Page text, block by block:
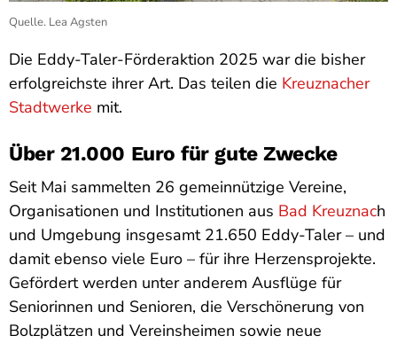
Quelle. Lea Agsten
Die Eddy-Taler-Förderaktion 2025 war die bisher
erfolgreichste ihrer Art. Das teilen die Kreuznacher
Stadtwerke mit.
Über 21.000 Euro für gute Zwecke
Seit Mai sammelten 26 gemeinnützige Vereine,
Organisationen und Institutionen aus Bad Kreuznach
und Umgebung insgesamt 21.650 Eddy-Taler – und
damit ebenso viele Euro – für ihre Herzensprojekte.
Gefördert werden unter anderem Ausflüge für
Seniorinnen und Senioren, die Verschönerung von
Bolzplätzen und Vereinsheimen sowie neue